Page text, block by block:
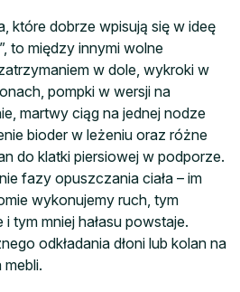
które dobrze wpisują się w ideę
to między innymi wolne
w dole, wykroki w
pompki w wersji na
martwy ciąg na jednej nodze
bioder w leżeniu oraz różne
do klatki piersiowej w podporze.
fazy opuszczania ciała – im
wykonujemy ruch, tym
tym mniej hałasu powstaje.
odkładania dłoni lub kolan na